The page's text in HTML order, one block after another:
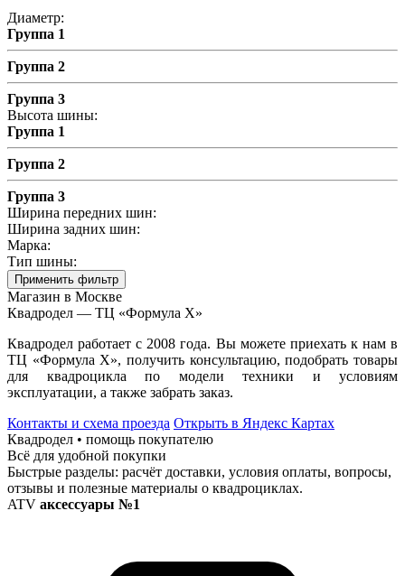
Диаметр:
Группа 1
Группа 2
Группа 3
Высота шины:
Группа 1
Группа 2
Группа 3
Ширина передних шин:
Ширина задних шин:
Марка:
Тип шины:
Применить фильтр
Магазин в Москве
Квадродел — ТЦ «Формула Х»
Квадродел работает с 2008 года. Вы можете приехать к нам в
ТЦ «Формула Х», получить консультацию, подобрать товары
для квадроцикла по модели техники и условиям
эксплуатации, а также забрать заказ.
Контакты и схема проезда Открыть в Яндекс Картах
Квадродел • помощь покупателю
Всё для удобной покупки
Быстрые разделы: расчёт доставки, условия оплаты, вопросы,
отзывы и полезные материалы о квадроциклах.
ATV аксессуары №1